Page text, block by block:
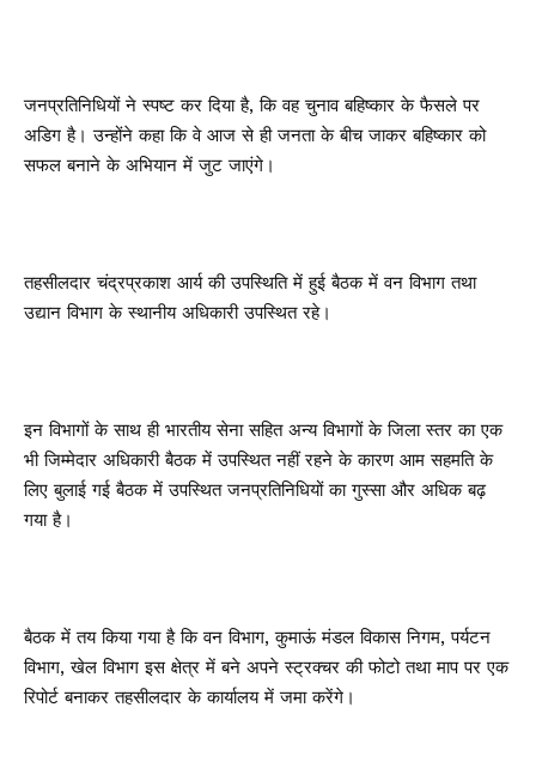
जनप्रतिनिधियों ने स्पष्ट कर दिया है, कि वह चुनाव बहिष्कार के फैसले पर
अडिग है। उन्होंने कहा कि वे आज से ही जनता के बीच जाकर बहिष्कार को
सफल बनाने के अभियान में जुट जाएंगे।
तहसीलदार चंद्रप्रकाश आर्य की उपस्थिति में हुई बैठक में वन विभाग तथा
उद्यान विभाग के स्थानीय अधिकारी उपस्थित रहे।
इन विभागों के साथ ही भारतीय सेना सहित अन्य विभागों के जिला स्तर का एक
भी जिम्मेदार अधिकारी बैठक में उपस्थित नहीं रहने के कारण आम सहमति के
लिए बुलाई गई बैठक में उपस्थित जनप्रतिनिधियों का गुस्सा और अधिक बढ़
गया है।
बैठक में तय किया गया है कि वन विभाग, कुमाऊं मंडल विकास निगम, पर्यटन
विभाग, खेल विभाग इस क्षेत्र में बने अपने स्ट्रक्चर की फोटो तथा माप पर एक
रिपोर्ट बनाकर तहसीलदार के कार्यालय में जमा करेंगे।